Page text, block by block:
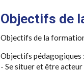
Objectifs de
Objectifs de la
Objectifs pédagogiques :
- Se situer et être